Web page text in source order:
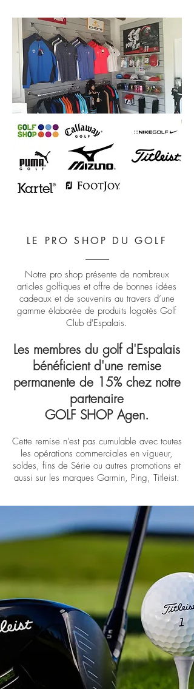
LE PRO SHOP DU GOLF
Notre pro shop présente de nombreux
articles golfiques et offre de bonnes idées
cadeaux et de souvenirs au travers d’une
gamme élaborée de produits logotés Golf
Club d'Espalais.
Les membres du golf d'Espalais
bénéficient d'une remise
permanente de 15% chez notre
partenaire
GOLF SHOP Agen.
Cette remise n’est pas cumulable avec toutes
les opérations commerciales en vigueur,
soldes, fins de Série ou autres promotions et
aussi sur les marques Garmin, Ping, Titleist.